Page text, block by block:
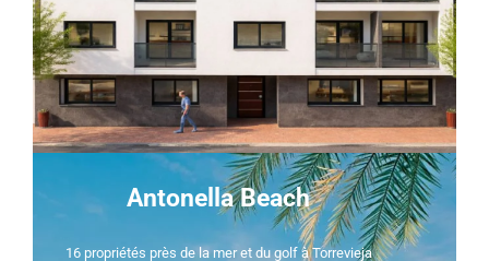
Antonella Beach
16 propriétés près de la mer et du golf à Torrevieja